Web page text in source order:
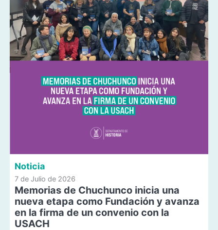
Noticia
7 de Julio de 2026
Memorias de Chuchunco inicia una
nueva etapa como Fundación y avanza
en la firma de un convenio con la
USACH